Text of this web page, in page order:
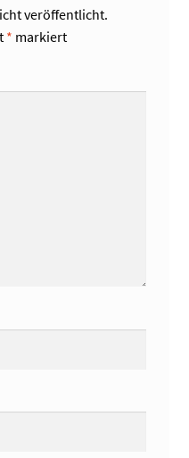
veröffentlicht.
* markiert